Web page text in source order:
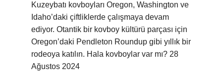
Kuzeybatı kovboyları Oregon, Washington ve
Idaho’daki çiftliklerde çalışmaya devam
ediyor. Otantik bir kovboy kültürü parçası için
Oregon’daki Pendleton Roundup gibi yıllık bir
rodeoya katılın. Hala kovboylar var mı? 28
Ağustos 2024